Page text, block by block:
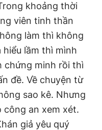
khoảng thời
viên tinh thần
làm thì không
hiểu lầm thì mình
chứng minh rồi thì
đề. Về chuyện từ
sao kê. Nhưng
công an xem xét.
giả yêu quý